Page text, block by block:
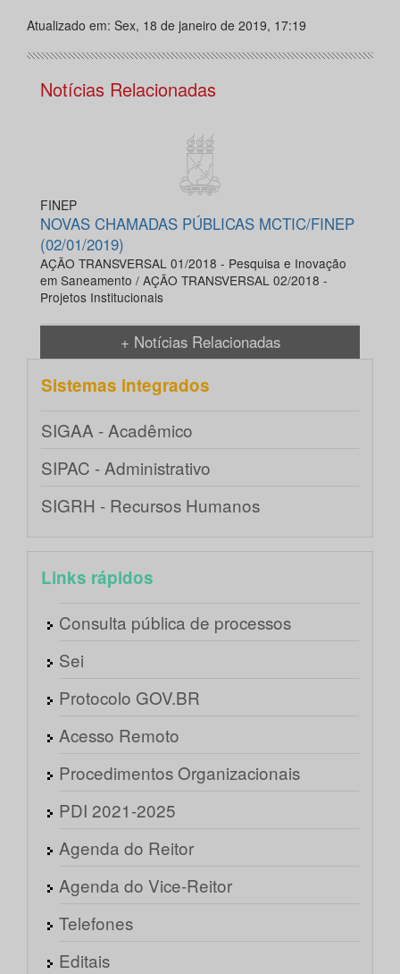
Atualizado em: Sex, 18 de janeiro de 2019, 17:19
Notícias Relacionadas
FINEP
NOVAS CHAMADAS PÚBLICAS MCTIC/FINEP
(02/01/2019)
AÇÃO TRANSVERSAL 01/2018 - Pesquisa e Inovação
em Saneamento / AÇÃO TRANSVERSAL 02/2018 -
Projetos Institucionais
+ Notícias Relacionadas
Sistemas integrados
SIGAA - Acadêmico
SIPAC - Administrativo
SIGRH - Recursos Humanos
Links rápidos
Consulta pública de processos
Sei
Protocolo GOV.BR
Acesso Remoto
Procedimentos Organizacionais
PDI 2021-2025
Agenda do Reitor
Agenda do Vice-Reitor
Telefones
Editais